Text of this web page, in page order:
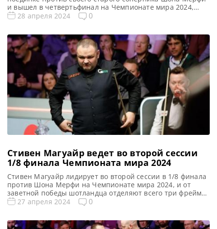
и вышел в четвертьфинал на Чемпионате мира 2024,
сообщает WST. Все новости и результаты Чемпионата
сетка Расписание трансляций Чемпионата Мира 2024
Голосования и опросы Чемпионат Мира 2024 Видео
Чемпионата Мира […]
28 апреля 2024 0
Стивен Магуайр ведет во второй сессии
1/8 финала Чемпионата мира 2024
Стивен Магуайр лидирует во второй сессии в 1/8 финала
против Шона Мерфи на Чемпионате мира 2024, и от
заветной победы шотландца отделяют всего три фрейма
сообщает WST. Все новости и результаты Чемпионата
сетка Расписание трансляций Чемпионата Мира 2024
27 апреля 2024 0